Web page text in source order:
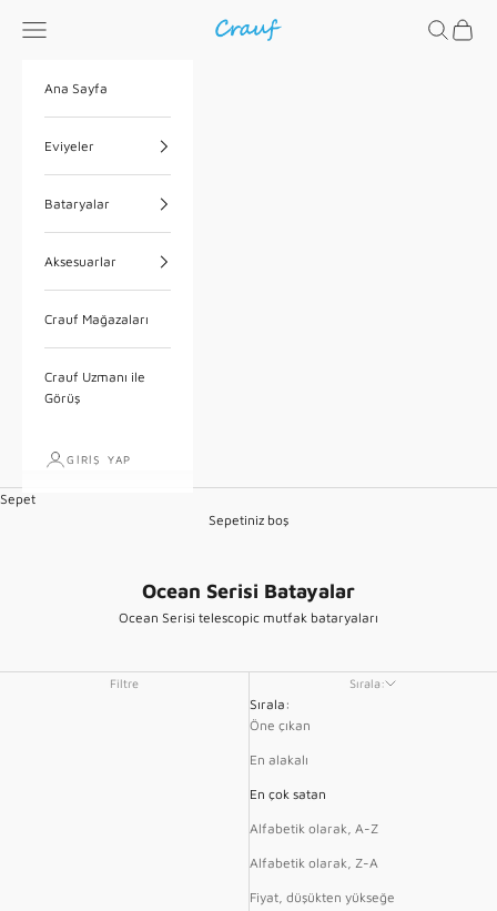
Crauf
Menü Ara Sepet
Ana Sayfa
Eviyeler
Bataryalar
Aksesuarlar
Crauf Mağazaları
Crauf Uzmanı ile
Görüş
GIRIŞ YAP
Sepet
Sepetiniz boş
Ocean Serisi Batayalar
Ocean Serisi telescopic mutfak bataryaları
Filtre Sırala:
Sırala:
Öne çıkan
En alakalı
En çok satan
Alfabetik olarak, A-Z
Alfabetik olarak, Z-A
Fiyat, düşükten yükseğe